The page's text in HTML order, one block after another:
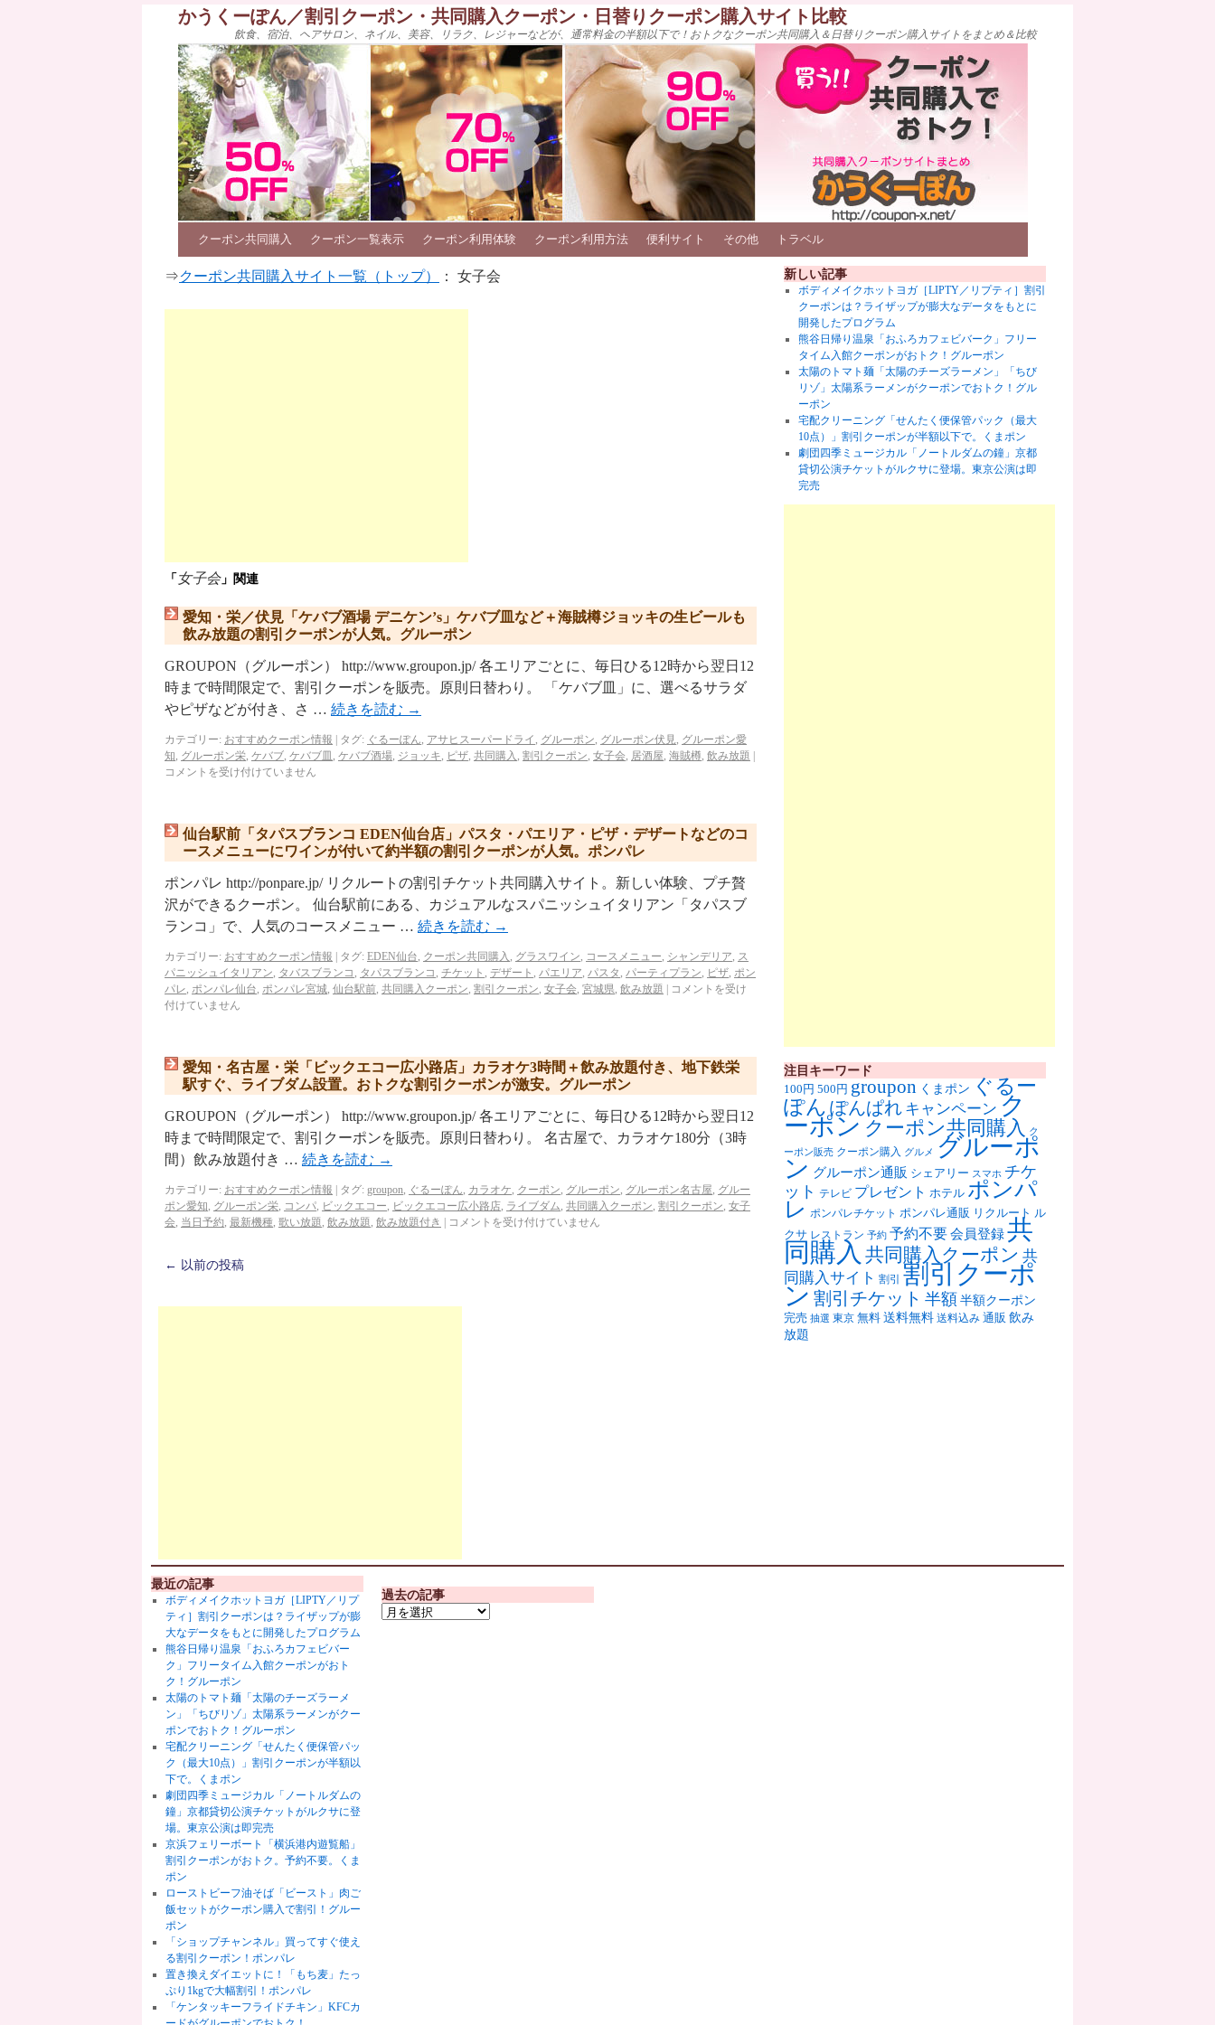
かうくーぽん／割引クーポン・共同購入クーポン・日替りクーポン購入サイト比較
飲食、宿泊、ヘアサロン、ネイル、美容、リラク、レジャーなどが、通常料金の半額以下で！おトクなクーポン共同購入＆日替りクーポン購入サイトをまとめ＆比較
クーポン共同購入 クーポン一覧表示 クーポン利用体験 クーポン利用方法 便利サイト その他 トラベル
⇒クーポン共同購入サイト一覧（トップ） ： 女子会
「 女子会」関連
愛知・栄／伏見「ケバブ酒場 デニケン’s」ケバブ皿など＋海賊樽ジョッキの生ビールも
飲み放題の割引クーポンが人気。グルーポン
GROUPON（グルーポン） http://www.groupon.jp/ 各エリアごとに、毎日ひる12時から翌日12
時まで時間限定で、割引クーポンを販売。原則日替わり。 「ケバブ皿」に、選べるサラダ
やピザなどが付き、さ … 続きを読む →
カテゴリー: おすすめクーポン情報 タグ: ぐるーぽん, アサヒスーパードライ , グルーポン, グルーポン伏見, グルーポン愛
知, グルーポン栄, ケバブ, ケバブ皿 , ケバブ酒場, ジョッキ, ピザ, 共同購入 , 割引クーポン, 女子会, 居酒屋, 海賊樽, 飲み放題
コメントを受け付けていません
仙台駅前「タパスブランコ EDEN仙台店」パスタ・パエリア・ピザ・デザートなどのコ
ースメニューにワインが付いて約半額の割引クーポンが人気。ポンパレ
ポンパレ http://ponpare.jp/ リクルートの割引チケット共同購入サイト。新しい体験、プチ贅
沢ができるクーポン。 仙台駅前にある、カジュアルなスパニッシュイタリアン「タパスブ
ランコ」で、人気のコースメニュー … 続きを読む →
カテゴリー: おすすめクーポン情報 タグ: EDEN仙台, クーポン共同購入 , グラスワイン, コースメニュー, シャンデリア, ス
パニッシュイタリアン, タバスブランコ , タパスブランコ , チケット , デザート , パエリア, パスタ , パーティプラン, ピザ, ポン
パレ, ポンパレ仙台, ポンパレ宮城, 仙台駅前, 共同購入クーポン, 割引クーポン, 女子会, 宮城県, 飲み放題
コメントを受け
付けていません
愛知・名古屋・栄「ビックエコー広小路店」カラオケ3時間＋飲み放題付き、地下鉄栄
駅すぐ、ライブダム設置。おトクな割引クーポンが激安。グルーポン
GROUPON（グルーポン） http://www.groupon.jp/ 各エリアごとに、毎日ひる12時から翌日12
時まで時間限定で、割引クーポンを販売。原則日替わり。 名古屋で、カラオケ180分（3時
間）飲み放題付き … 続きを読む →
カテゴリー: おすすめクーポン情報 タグ: groupon, ぐるーぽん, カラオケ, クーポン, グルーポン, グルーポン名古屋, グルー
ポン愛知, グルーポン栄, コンパ, ビックエコー, ビックエコー広小路店, ライブダム, 共同購入クーポン, 割引クーポン, 女子
会, 当日予約, 最新機種, 歌い放題, 飲み放題, 飲み放題付き コメントを受け付けていません
← 以前の投稿
新しい記事
ボディメイクホットヨガ［LIPTY／リプティ］割引
クーポンは？ライザップが膨大なデータをもとに
開発したプログラム
熊谷日帰り温泉「おふろカフェビバーク」フリー
タイム入館クーポンがおトク！グルーポン
太陽のトマト麺「太陽のチーズラーメン」「ちび
リゾ」太陽系ラーメンがクーポンでおトク！グル
ーポン
宅配クリーニング「せんたく便保管パック（最大
10点）」割引クーポンが半額以下で。くまポン
劇団四季ミュージカル「ノートルダムの鐘」京都
貸切公演チケットがルクサに登場。東京公演は即
完売
注目キーワード
100円 500円 groupon くまポン ぐるー
ぽん ぽんぱれ キャンペーン ク
ーポン クーポン共同購入 ク
ーポン販売 クーポン購入 グルメ グルーポ
ン グルーポン通販 シェアリー スマホ チケ
ット テレビ プレゼント ホテル ポンパ
レ ポンパレチケット ポンパレ通販 リクルート ル
クサ レストラン 予約 予約不要会員登録共
同購入 共同購入クーポン 共
同購入サイト 割引 割引クーポ
ン 割引チケット 半額 半額クーポン
完売 抽選 東京 無料 送料無料 送料込み 通販 飲み
放題
最近の記事
ボディメイクホットヨガ［LIPTY／リプ
ティ］割引クーポンは？ライザップが膨
大なデータをもとに開発したプログラム
熊谷日帰り温泉「おふろカフェビバー
ク」フリータイム入館クーポンがおト
ク！グルーポン
太陽のトマト麺「太陽のチーズラーメ
ン」「ちびリゾ」太陽系ラーメンがクー
ポンでおトク！グルーポン
宅配クリーニング「せんたく便保管パッ
ク（最大10点）」割引クーポンが半額以
下で。くまポン
劇団四季ミュージカル「ノートルダムの
鐘」京都貸切公演チケットがルクサに登
場。東京公演は即完売
京浜フェリーボート「横浜港内遊覧船」
割引クーポンがおトク。予約不要。くま
ポン
ローストビーフ油そば「ビースト」肉ご
飯セットがクーポン購入で割引！グルー
ポン
「ショップチャンネル」買ってすぐ使え
る割引クーポン！ポンパレ
置き換えダイエットに！「もち麦」たっ
ぷり1kgで大幅割引！ポンパレ
「ケンタッキーフライドチキン」KFCカ
過去の記事